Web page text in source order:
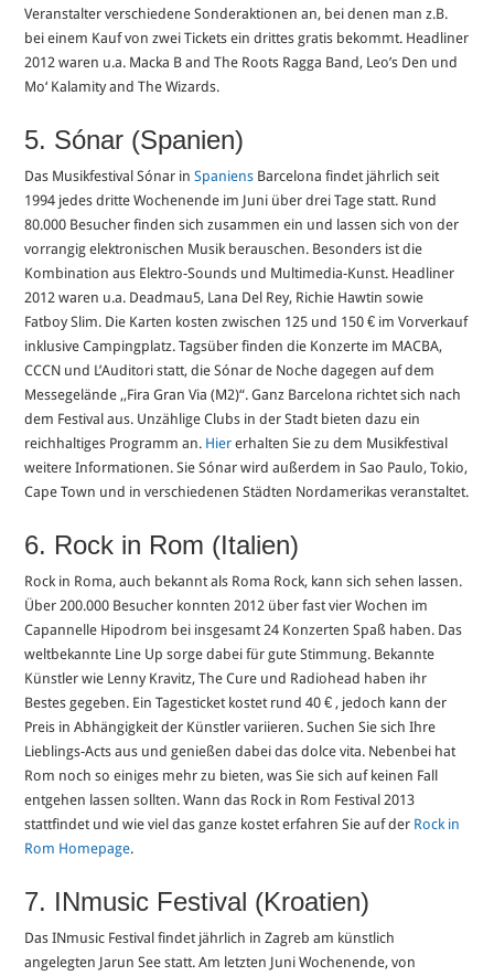
Veranstalter verschiedene Sonderaktionen an, bei denen man z.B.
bei einem Kauf von zwei Tickets ein drittes gratis bekommt. Headliner
2012 waren u.a. Macka B and The Roots Ragga Band, Leo’s Den und
Mo‘ Kalamity and The Wizards.
5. Sónar (Spanien)
Das Musikfestival Sónar inSpaniens Barcelona findet jährlich seit
1994 jedes dritte Wochenende im Juni über drei Tage statt. Rund
80.000 Besucher finden sich zusammen ein und lassen sich von der
vorrangig elektronischen Musik berauschen. Besonders ist die
Kombination aus Elektro-Sounds und Multimedia-Kunst. Headliner
2012 waren u.a. Deadmau5, Lana Del Rey, Richie Hawtin sowie
Fatboy Slim. Die Karten kosten zwischen 125 und 150 € im Vorverkauf
inklusive Campingplatz. Tagsüber finden die Konzerte im MACBA,
CCCN und L’Auditori statt, die Sónar de Noche dagegen auf dem
Messegelände ,,Fira Gran Via (M2)“. Ganz Barcelona richtet sich nach
dem Festival aus. Unzählige Clubs in der Stadt bieten dazu ein
reichhaltiges Programm an. Hiererhalten Sie zu dem Musikfestival
weitere Informationen. Sie Sónar wird außerdem in Sao Paulo, Tokio,
Cape Town und in verschiedenen Städten Nordamerikas veranstaltet.
6. Rock in Rom (Italien)
Rock in Roma, auch bekannt als Roma Rock, kann sich sehen lassen.
Über 200.000 Besucher konnten 2012 über fast vier Wochen im
Capannelle Hipodrom bei insgesamt 24 Konzerten Spaß haben. Das
weltbekannte Line Up sorge dabei für gute Stimmung. Bekannte
Künstler wie Lenny Kravitz, The Cure und Radiohead haben ihr
Bestes gegeben. Ein Tagesticket kostet rund 40 € , jedoch kann der
Preis in Abhängigkeit der Künstler variieren. Suchen Sie sich Ihre
Lieblings-Acts aus und genießen dabei das dolce vita. Nebenbei hat
Rom noch so einiges mehr zu bieten, was Sie sich auf keinen Fall
entgehen lassen sollten. Wann das Rock in Rom Festival 2013
stattfindet und wie viel das ganze kostet erfahren Sie auf der Rock in
Rom Homepage.
7. INmusic Festival (Kroatien)
Das INmusic Festival findet jährlich in Zagreb am künstlich
angelegten Jarun See statt. Am letzten Juni Wochenende, von